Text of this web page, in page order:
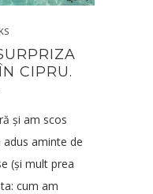
CIPRU.
și am scos
aminte de
(și mult prea
cum am